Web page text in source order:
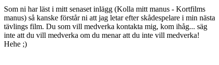
Som ni har läst i mitt senaset inlägg (Kolla mitt manus - Kortfilms
manus) så kanske förstår ni att jag letar efter skådespelare i min nästa
tävlings film. Du som vill medverka kontakta mig, kom ihåg... säg
inte att du vill medverka om du menar att du inte vill medverka!
Hehe ;)